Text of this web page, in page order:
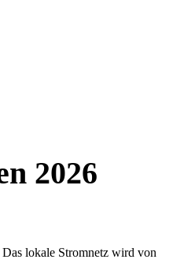
2026
lokale Stromnetz wird von